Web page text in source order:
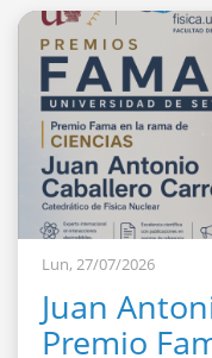
Lun, 27/07/2026
Juan
Premio